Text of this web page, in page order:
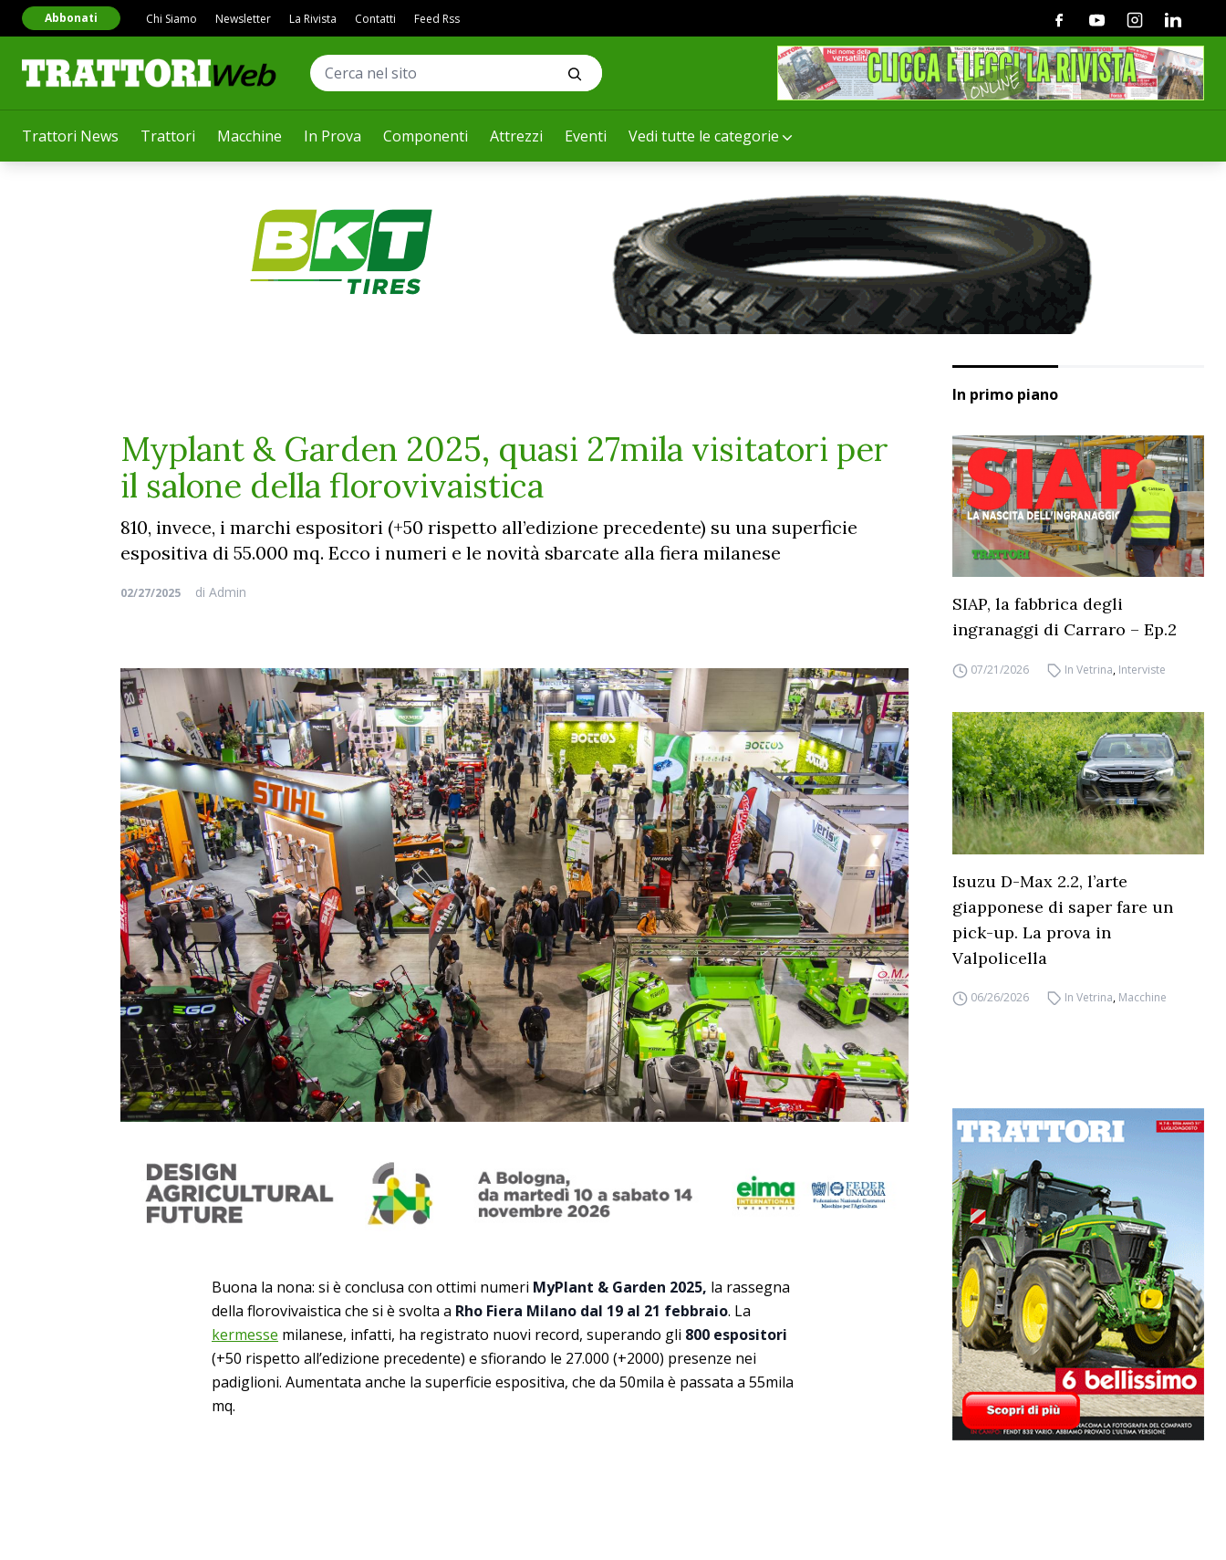
Trattori News Trattori Macchine In Prova Componenti Attrezzi Eventi Vedi tutte le categorie
Abbonati Chi Siamo Newsletter La Rivista Contatti Feed Rss FacebookYoutubeInstagramLinkedin
Myplant & Garden 2025, quasi 27mila visitatori per
il salone della florovivaistica
810, invece, i marchi espositori (+50 rispetto all’edizione precedente) su una superficie
espositiva di 55.000 mq. Ecco i numeri e le novità sbarcate alla fiera milanese
02/27/2025 di Admin
Buona la nona: si è conclusa con ottimi numeri MyPlant & Garden 2025, la rassegna
della florovivaistica che si è svolta a Rho Fiera Milano dal 19 al 21 febbraio. La
kermesse milanese, infatti, ha registrato nuovi record, superando gli 800 espositori
(+50 rispetto all’edizione precedente) e sfiorando le 27.000 (+2000) presenze nei
padiglioni. Aumentata anche la superficie espositiva, che da 50mila è passata a 55mila
mq.
In primo piano
SIAP, la fabbrica degli
ingranaggi di Carraro – Ep.2
07/21/2026 In Vetrina, Interviste
Isuzu D-Max 2.2, l’arte
giapponese di saper fare un
pick-up. La prova in
Valpolicella
06/26/2026 In Vetrina, Macchine